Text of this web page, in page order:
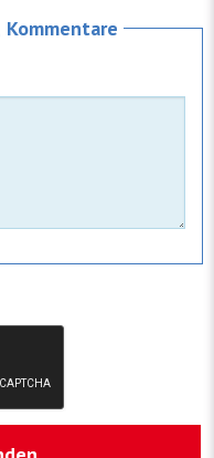
Kommentare